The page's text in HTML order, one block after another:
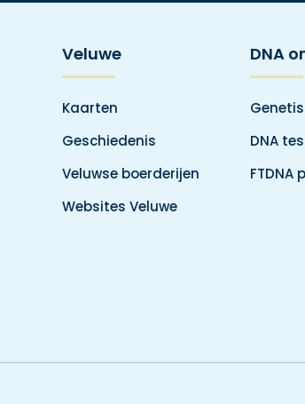
Veluwe
Kaarten
Geschiedenis
Veluwse boerderijen
Websites Veluwe
DNA
DNA
FTDNA